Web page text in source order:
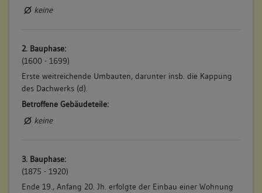
keine
2. Bauphase:
(1600 - 1699)
Erste weitreichende Umbauten, darunter insb. die Kappung
des Dachwerks (d).
Betroffene Gebäudeteile:
keine
3. Bauphase:
(1875 - 1920)
Ende 19., Anfang 20. Jh. erfolgte der Einbau einer Wohnung